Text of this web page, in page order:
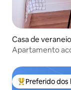
Casa de
Apartamento
Entre os
Preferido dos